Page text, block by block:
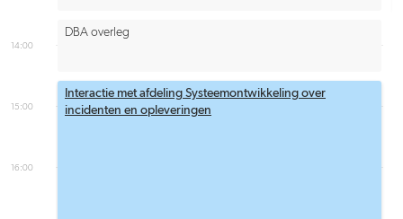
14:00
15:00
16:00
DBA overleg
Interactie met afdeling Systeemontwikkeling over
incidenten en opleveringen